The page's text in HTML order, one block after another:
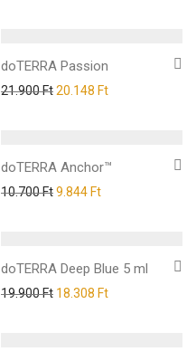
doTERRA Passion
21.900Ft20.148 Ft
doTERRA Anchor™
10.700Ft9.844 Ft
doTERRA Deep Blue 5 ml
19.900Ft 18.308 Ft